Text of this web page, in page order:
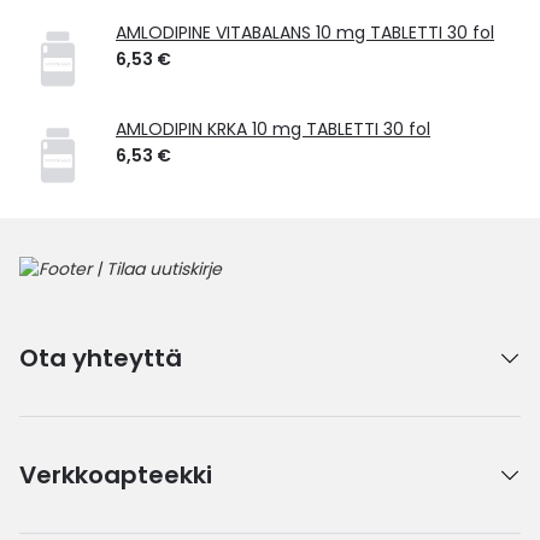
AMLODIPINE VITABALANS 10 mg TABLETTI 30 fol
6,53 €
AMLODIPIN KRKA 10 mg TABLETTI 30 fol
6,53 €
Ota yhteyttä
Verkkoapteekki